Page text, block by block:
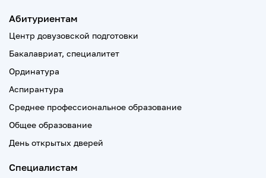
Абитуриентам
Центр довузовской подготовки
Бакалавриат, специалитет
Ординатура
Аспирантура
Среднее профессиональное образование
Общее образование
День открытых дверей
Специалистам